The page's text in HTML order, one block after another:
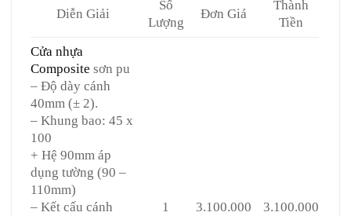
Diễn Giải
Số
Lượng
Đơn Giá
Thành
Tiền
Cửa nhựa
Composite sơn pu
– Độ dày cánh
40mm (± 2).
– Khung bao: 45 x
100
+ Hệ 90mm áp
dụng tường (90 –
110mm)
– Kết cấu cánh
1 3.100.000 3.100.000